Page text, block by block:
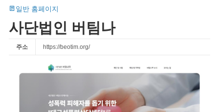
일반 홈페이지
사단법인 버팀나
주소 https://beotim.org/